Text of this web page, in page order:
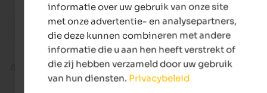
from 127 €
Hotel Am Wolfsgrubenersee
Lake with private beach | Ritten in Bozen and environs
Bekende personen Ötzi
informatie over uw gebruik van onze site
met onze advertentie- en analysepartners,
die deze kunnen combineren met andere
informatie die u aan hen heeft verstrekt of
die zij hebben verzameld door uw gebruik
van hun diensten. Privacybeleid